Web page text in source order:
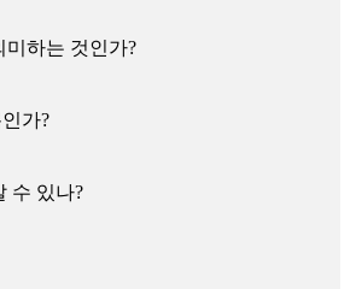
미하는 것인가?
가?
수 있나?